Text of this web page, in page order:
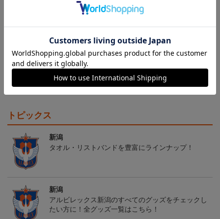
アルビレックス新潟 ピ
カチュウ タオルマフラー
2,500円
26傘型サンシェード
4,400円
アルビレックス新潟 ピ
1,100円
トピックス
新潟
タオル・リストバンドを豊富にラインナップ！
新潟
アルビレックス新潟のすべてのグッズをチェックし
たい方に！全グッズ一覧はこちら！